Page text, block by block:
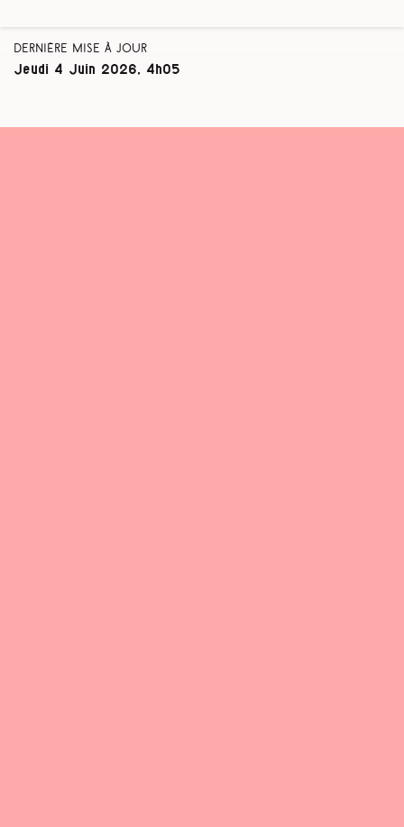
Dernière mise à jour
Jeudi 4 Juin 2026, 4h05